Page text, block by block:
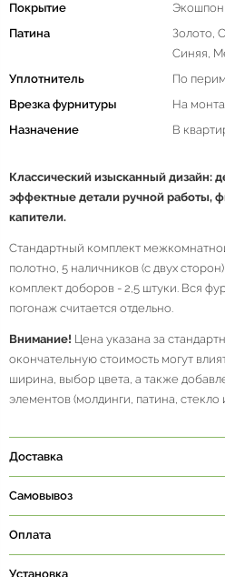
Покрытие
Патина
Золото,
Синяя,
Уплотнитель
По
Врезка фурнитуры
На
Назначение
В
Классический изысканный дизайн:
эффектные детали ручной работы,
капители.
Стандартный комплект
полотно, 5 наличников (с двух
комплект доборов - 2,5 штуки. Вся
погонаж считается отдельно.
Внимание! Цена указана за
окончательную стоимость могут
ширина, выбор цвета, а также
элементов (молдинги, патина, стекло
Доставка
Самовывоз
Оплата
Установка